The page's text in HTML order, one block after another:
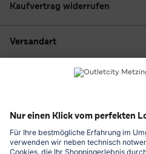
Kaufvertrag widerrufen
Versandart